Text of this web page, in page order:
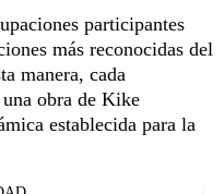
participantes
más reconocidas del
manera, cada
obra de Kike
establecida para la